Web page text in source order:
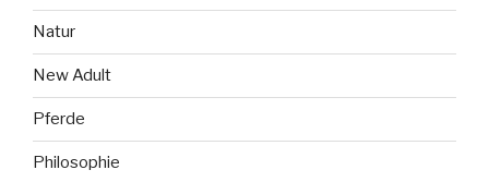
Natur
New Adult
Pferde
Philosophie